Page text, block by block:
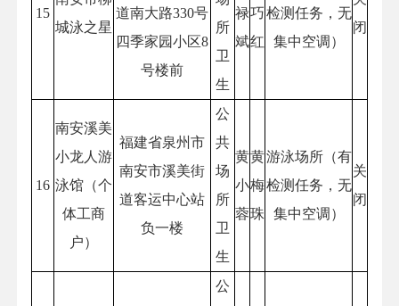
15
城泳之星
道南大路330号
四季家园小区8
号楼前
所
卫
生
禄
斌
巧
红
检测任务，无
集中空调）
闭
16
南安溪美
小龙人游
泳馆（个
体工商
户）
福建省泉州市
南安市溪美街
道客运中心站
负一楼
公
共
场
所
卫
生
黄
小
蓉
黄
梅
珠
游泳场所（有
检测任务，无
集中空调）
关
闭
公